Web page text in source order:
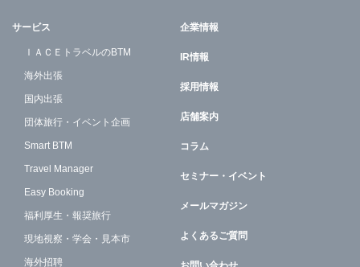
サービス
ＩＡＣＥトラベルのBTM
海外出張
国内出張
団体旅行・イベント企画
Smart BTM
Travel Manager
Easy Booking
福利厚生・報奨旅行
現地視察・学会・見本市
海外招聘
企業情報
IR情報
採用情報
店舗案内
コラム
セミナー・イベント
メールマガジン
よくあるご質問